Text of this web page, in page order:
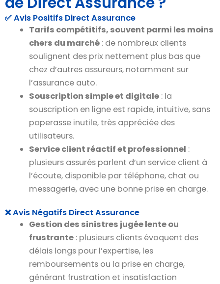
✅ Avis Positifs Direct Assurance
Tarifs compétitifs, souvent parmi les moins
chers du marché : de nombreux clients
soulignent des prix nettement plus bas que
chez d’autres assureurs, notamment sur
l’assurance auto.
Souscription simple et digitale : la
souscription en ligne est rapide, intuitive, sans
paperasse inutile, très appréciée des
utilisateurs.
Service client réactif et professionnel :
plusieurs assurés parlent d’un service client à
l’écoute, disponible par téléphone, chat ou
messagerie, avec une bonne prise en charge.
❌ Avis Négatifs Direct Assurance
Gestion des sinistres jugée lente ou
frustrante : plusieurs clients évoquent des
délais longs pour l’expertise, les
remboursements ou la prise en charge,
générant frustration et insatisfaction